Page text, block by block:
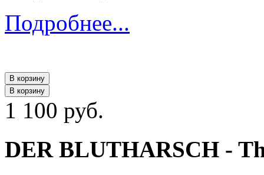
Подробнее...
В корзину
В корзину
1 100 руб.
DER BLUTHARSCH -